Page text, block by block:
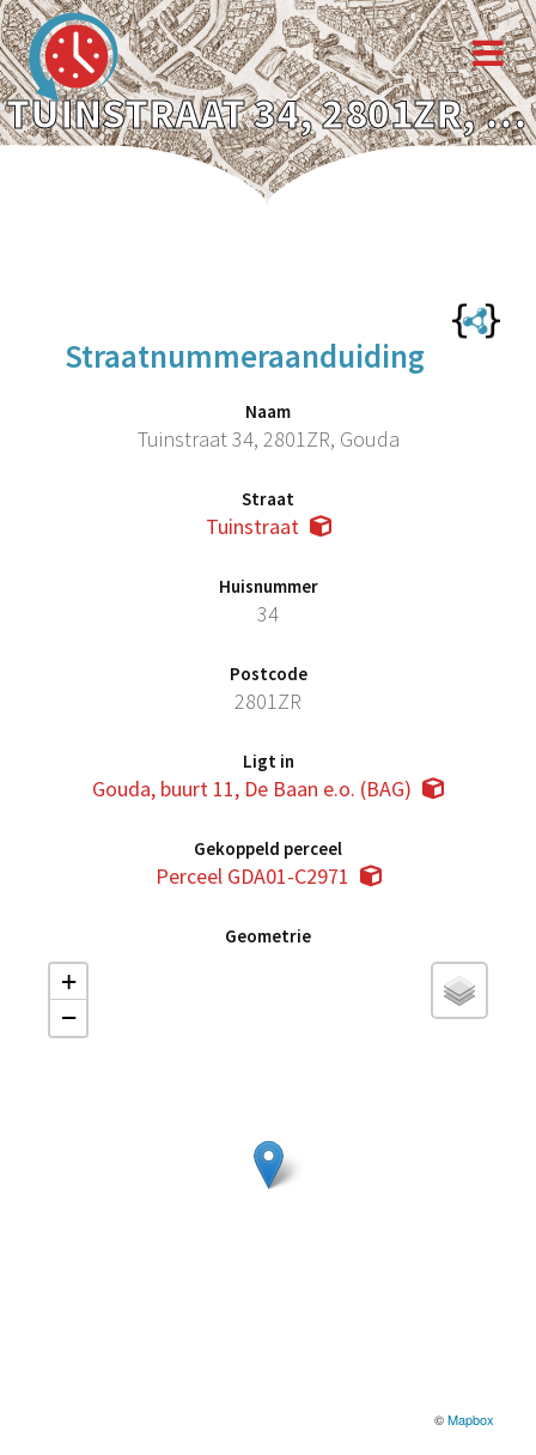
TUINSTRAAT 34, 2801ZR, GOUDA
Straatnummeraanduiding
Naam
Tuinstraat 34, 2801ZR, Gouda
Straat
Tuinstraat
Huisnummer
34
Postcode
2801ZR
Ligt in
Gouda, buurt 11, De Baan e.o. (BAG)
Gekoppeld perceel
Perceel GDA01-C2971
Geometrie
+
−
©Mapbox